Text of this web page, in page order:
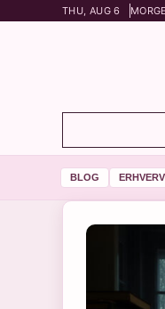
THU, AUG 6
BLOG ERHVERV